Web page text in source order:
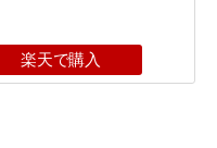
楽天で購入